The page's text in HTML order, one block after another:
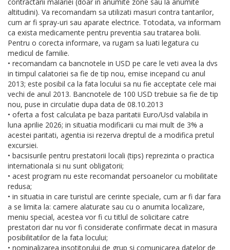
altitudini). Va recomandam sa utilizati masuri contra tantarilor,
cum ar fi spray-uri sau aparate electrice. Totodata, va informam
ca exista medicamente pentru preventia sau tratarea bolii.
Pentru o corecta informare, va rugam sa luati legatura cu
medicul de familie.
• recomandam ca bancnotele in USD pe care le veti avea la dvs
in timpul calatoriei sa fie de tip nou, emise incepand cu anul
2013; este posibil ca la fata locului sa nu fie acceptate cele mai
vechi de anul 2013. Bancnotele de 100 USD trebuie sa fie de tip
nou, puse in circulatie dupa data de 08.10.2013
• oferta a fost calculata pe baza paritatii Euro/Usd valabila in
luna aprilie 2026; in situatia modificarii cu mai mult de 3% a
acestei paritati, agentia isi rezerva dreptul de a modifica pretul
excursiei.
• bacsisurile pentru prestatorii locali (tips) reprezinta o practica
internationala si nu sunt obligatorii;
• acest program nu este recomandat persoanelor cu mobilitate
redusa;
• in situatia in care turistul are cerinte speciale, cum ar fi dar fara
a se limita la: camere alaturate sau cu o anumita localizare,
meniu special, acestea vor fi cu titlul de solicitare catre
prestatori dar nu vor fi considerate confirmate decat in masura
posibilitatilor de la fata locului;
• nominalizarea insotitorului de grup si comunicarea datelor de